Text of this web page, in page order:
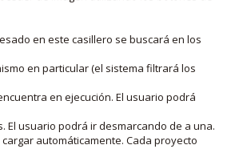
en este casillero se buscará en los
en particular (el sistema filtrará los
en ejecución. El usuario podrá
usuario podrá ir desmarcando de a una.
automáticamente. Cada proyecto